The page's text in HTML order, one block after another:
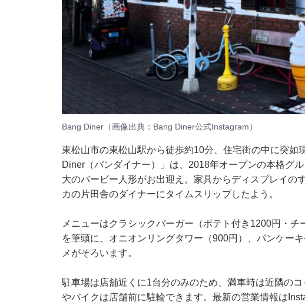
Bang Diner（画像出典：Bang Diner公式Instagram）
東松山市の東松山駅から徒歩約10分、住宅街の中に突如
Diner（バンダイナー）」は、2018年オープンの本格グ
大のバービー人形がお出迎え。家具からディスプレイの
カの片田舎のダイナーにタイムスリップしたよう。
メニューはクラシックバーガー（ポテト付き1200円・チ
を筆頭に、オニオンリングタワー（900円）、パンケー
メがそろいます。
駐車場は店舗近くに1台分のみのため、満車時は近隣の
やバイクは店舗前に駐輪できます。最新の営業情報は